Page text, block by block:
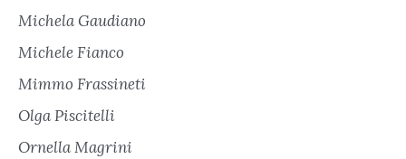
Michela Gaudiano
Michele Fianco
Mimmo Frassineti
Olga Piscitelli
Ornella Magrini